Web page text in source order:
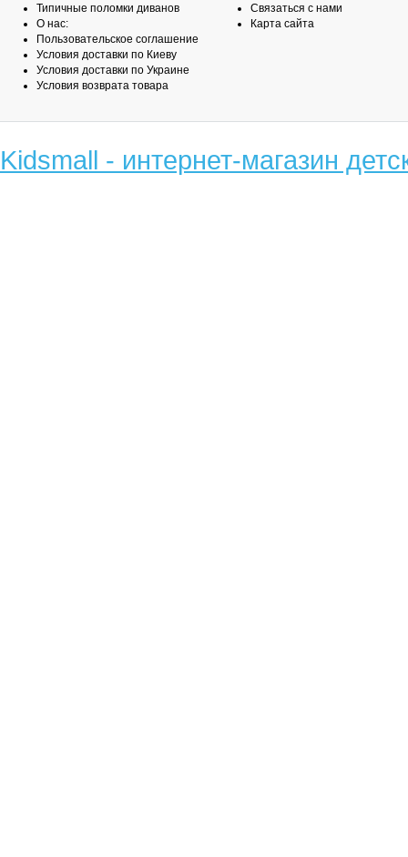
Типичные поломки диванов
О нас:
Пользовательское соглашение
Условия доставки по Киеву
Условия доставки по Украине
Условия возврата товара
Связаться с нами
Карта сайта
Kidsmall - интернет-магазин